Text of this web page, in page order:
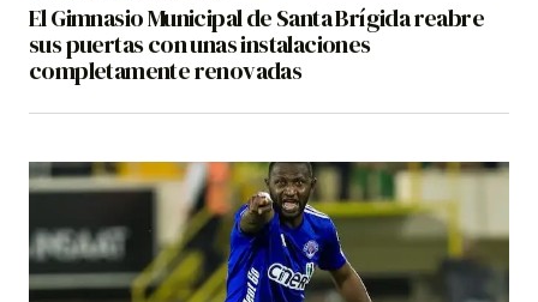
El Gimnasio Municipal de Santa Brígida reabre
sus puertas con unas instalaciones
completamente renovadas